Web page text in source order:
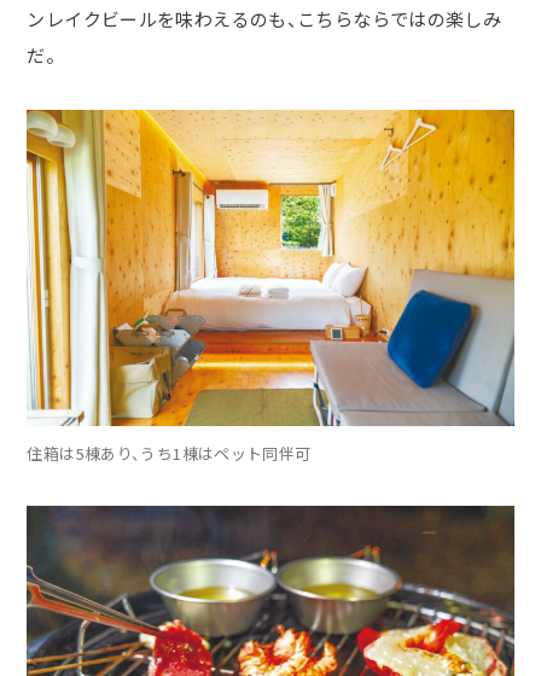
ンレイクビールを味わえるのも、こちらならではの楽しみ
だ。
住箱は5棟あり、うち1棟はペット同伴可